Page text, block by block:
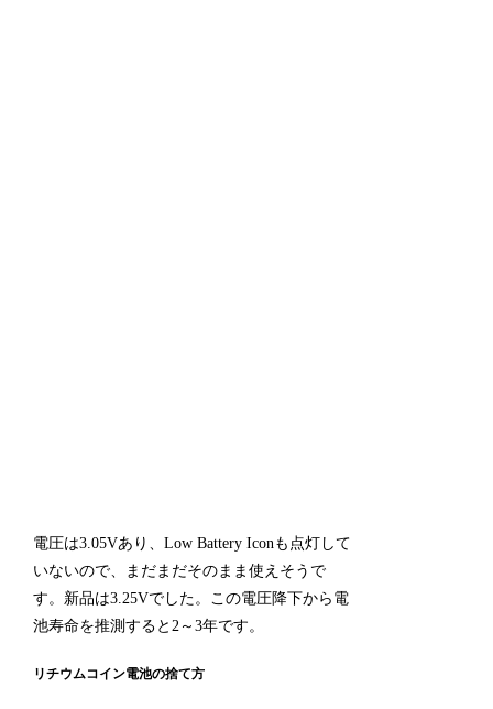
電圧は3.05Vあり、Low Battery Iconも点灯して
いないので、まだまだそのまま使えそうで
す。新品は3.25Vでした。この電圧降下から電
池寿命を推測すると2～3年です。
リチウムコイン電池の捨て方